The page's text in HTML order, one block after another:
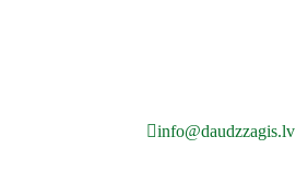
info@daudzzagis.lv